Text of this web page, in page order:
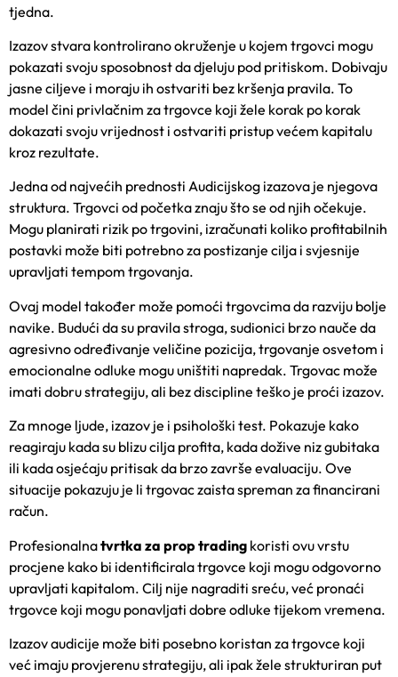
tjedna.
Izazov stvara kontrolirano okruženje u kojem trgovci mogu
pokazati svoju sposobnost da djeluju pod pritiskom. Dobivaju
jasne ciljeve i moraju ih ostvariti bez kršenja pravila. To
model čini privlačnim za trgovce koji žele korak po korak
dokazati svoju vrijednost i ostvariti pristup većem kapitalu
kroz rezultate.
Jedna od najvećih prednosti Audicijskog izazova je njegova
struktura. Trgovci od početka znaju što se od njih očekuje.
Mogu planirati rizik po trgovini, izračunati koliko profitabilnih
postavki može biti potrebno za postizanje cilja i svjesnije
upravljati tempom trgovanja.
Ovaj model također može pomoći trgovcima da razviju bolje
navike. Budući da su pravila stroga, sudionici brzo nauče da
agresivno određivanje veličine pozicija, trgovanje osvetom i
emocionalne odluke mogu uništiti napredak. Trgovac može
imati dobru strategiju, ali bez discipline teško je proći izazov.
Za mnoge ljude, izazov je i psihološki test. Pokazuje kako
reagiraju kada su blizu cilja profita, kada dožive niz gubitaka
ili kada osjećaju pritisak da brzo završe evaluaciju. Ove
situacije pokazuju je li trgovac zaista spreman za financirani
račun.
Profesionalnatvrtka za prop trading koristi ovu vrstu
procjene kako bi identificirala trgovce koji mogu odgovorno
upravljati kapitalom. Cilj nije nagraditi sreću, već pronaći
trgovce koji mogu ponavljati dobre odluke tijekom vremena.
Izazov audicije može biti posebno koristan za trgovce koji
već imaju provjerenu strategiju, ali ipak žele strukturiran put